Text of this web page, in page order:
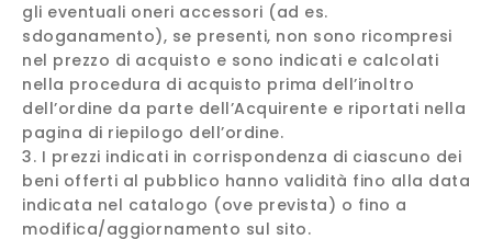
gli eventuali oneri accessori (ad es.
sdoganamento), se presenti, non sono ricompresi
nel prezzo di acquisto e sono indicati e calcolati
nella procedura di acquisto prima dell’inoltro
dell’ordine da parte dell’Acquirente e riportati nella
pagina di riepilogo dell’ordine.
I prezzi indicati in corrispondenza di ciascuno dei
beni offerti al pubblico hanno validità fino alla data
indicata nel catalogo (ove prevista) o fino a
modifica/aggiornamento sul sito.